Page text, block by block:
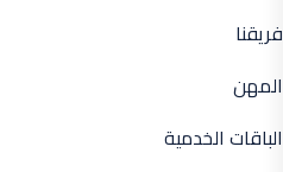
فريقنا
المهن
الباقات الخدمية